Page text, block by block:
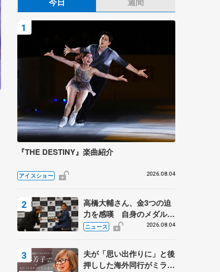
『THE DESTINY』楽曲紹介
アイスショー 2026.08.04
高橋大輔さん、金3つの迫
力を感嘆 自身のメダルは
「どちらに？」 〝リス兄
野村忠宏さんと対談
ニュース 2026.08.04
夫が「思い出作りに」と後
押しした海外同行がミラノ